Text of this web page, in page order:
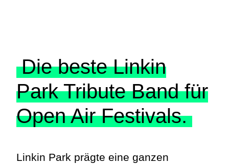
Die beste Linkin
Park Tribute Band für
Open Air Festivals.
Linkin Park prägte eine ganzen